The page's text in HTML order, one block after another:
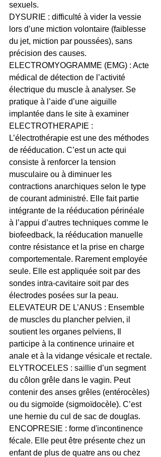
sexuels.
DYSURIE : difficulté à vider la vessie
lors d’une miction volontaire (faiblesse
du jet, miction par poussées), sans
précision des causes.
ELECTROMYOGRAMME (EMG) : Acte
médical de détection de l’activité
électrique du muscle à analyser. Se
pratique à l’aide d’une aiguille
implantée dans le site à examiner
ELECTROTHERAPIE :
L’électrothérapie est une des méthodes
de rééducation. C’est un acte qui
consiste à renforcer la tension
musculaire ou à diminuer les
contractions anarchiques selon le type
de courant administré. Elle fait partie
intégrante de la rééducation périnéale
à l’appui d’autres techniques comme le
biofeedback, la rééducation manuelle
contre résistance et la prise en charge
comportementale. Rarement employée
seule. Elle est appliquée soit par des
sondes intra-cavitaire soit par des
électrodes posées sur la peau.
ELEVATEUR DE L’ANUS : Ensemble
de muscles du plancher pelvien, il
soutient les organes pelviens, Il
participe à la continence urinaire et
anale et à la vidange vésicale et rectale.
ELYTROCELES : saillie d’un segment
du côlon grêle dans le vagin. Peut
contenir des anses grêles (entérocèles)
ou du sigmoïde (sigmoïdocèle). C’est
une hernie du cul de sac de douglas.
ENCOPRESIE : forme d'incontinence
fécale. Elle peut être présente chez un
enfant de plus de quatre ans ou chez